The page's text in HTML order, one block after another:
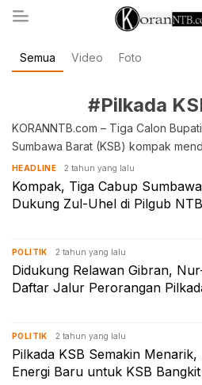
koranntb.com
Semua Video Foto
#Pilkada
KORANNTB.com – Tiga Calon
Sumbawa Barat (KSB) kompak
HEADLINE 2 tahun yang lalu
Kompak, Tiga Cabup
Dukung Zul-Uhel di Pilgub NTB
POLITIK 2 tahun yang lalu
Didukung Relawan Gibran,
Daftar Jalur Perorangan
POLITIK 2 tahun yang lalu
Pilkada KSB Semakin
Energi Baru untuk KSB Bangkit